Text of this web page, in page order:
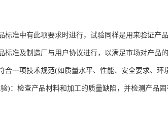
标准中有此项要求时进行，试验同样是用来验证产
标准及制造厂与用户协议进行，以满足市场对产品的
合一项技术规范(如质量水平、性能、安全要求、环
)：检查产品材料和加工的质量缺陷，并检测产品